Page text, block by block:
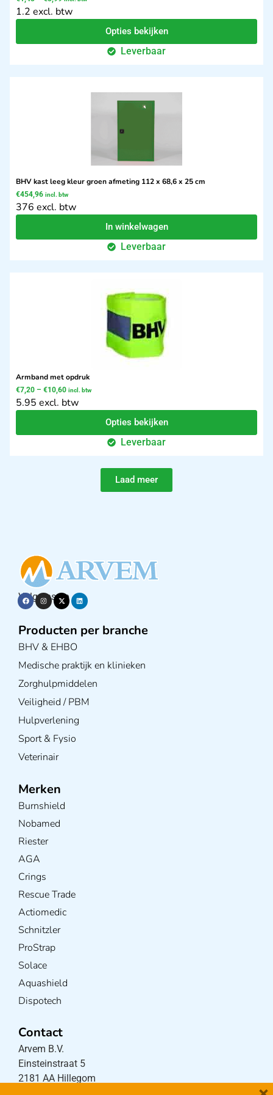
1.2 excl. btw
Opties bekijken
Leverbaar
BHV kast leeg kleur groen afmeting 112 x 68,6 x 25 cm
€454,96 incl. btw
376 excl. btw
In winkelwagen
Leverbaar
Armband met opdruk
€7,20 – €10,60 incl. btw
5.95 excl. btw
Opties bekijken
Leverbaar
Laad meer
Volg ons op
Producten per branche
BHV & EHBO
Medische praktijk en klinieken
Zorghulpmiddelen
Veiligheid / PBM
Hulpverlening
Sport & Fysio
Veterinair
Merken
Burnshield
Nobamed
Riester
AGA
Crings
Rescue Trade
Actiomedic
Schnitzler
ProStrap
Solace
Aquashield
Dispotech
Contact
Arvem B.V.
Einsteinstraat 5
2181 AA Hillegom